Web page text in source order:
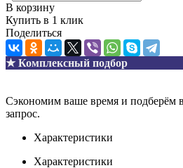
В корзину
Купить в 1 клик
Поделиться
★ Комплексный подбор
Сэкономим ваше время и подберём
запрос.
Характеристики
Характеристики